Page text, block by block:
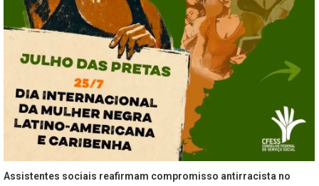
Assistentes sociais reafirmam compromisso antirracista no